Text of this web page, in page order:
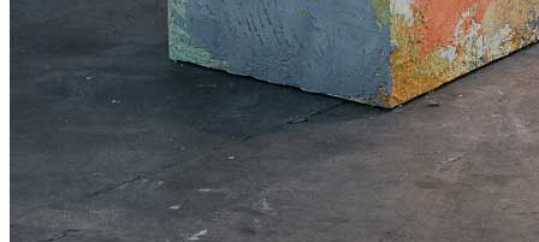
Pubblicazioni